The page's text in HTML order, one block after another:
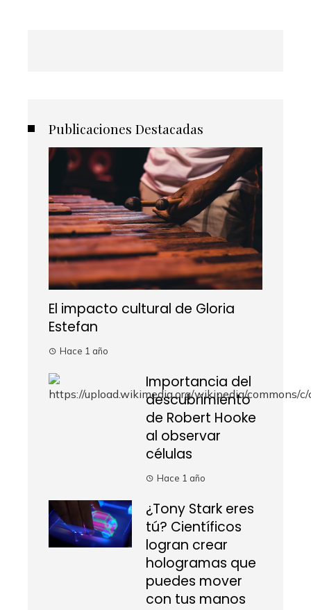
Publicaciones Destacadas
El impacto cultural de Gloria
Estefan
Hace 1 año
Importancia del
descubrimiento
de Robert Hooke
al observar
células
Hace 1 año
¿Tony Stark eres
tú? Científicos
logran crear
hologramas que
puedes mover
con tus manos